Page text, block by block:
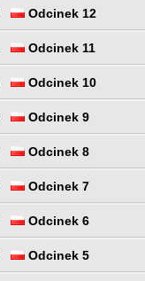
Odcinek 12
Odcinek 11
Odcinek 10
Odcinek 9
Odcinek 8
Odcinek 7
Odcinek 6
Odcinek 5